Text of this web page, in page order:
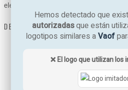
electrodomésticos.
DETALLES TÉCNICOS
Jarra de agua BWT
Colores: Blanca, lila, verde, azul y
Contador digital, que indica
Hemos detectado que
autorizadasque están
logotipos similares aVaof
❌ El logo que utilizan los